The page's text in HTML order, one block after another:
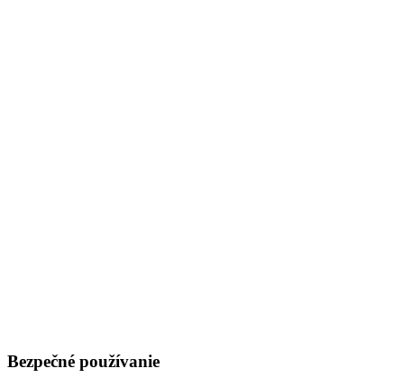
Bezpečné používanie